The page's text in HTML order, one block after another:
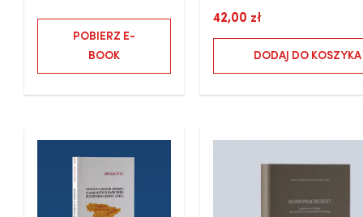
POBIERZ E-
BOOK
42,00 zł
DODAJ DO KOSZYKA